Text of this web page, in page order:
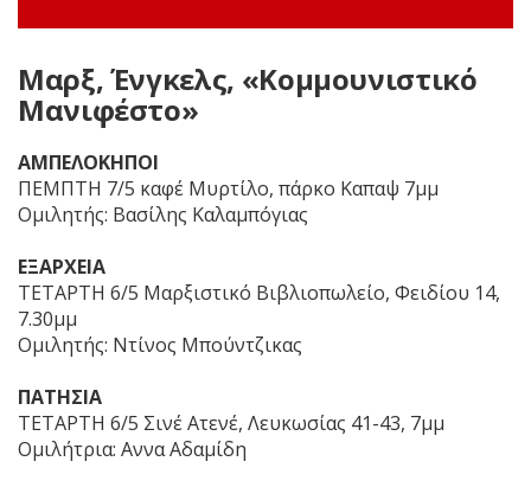
Μαρξ, Ένγκελς, «Κομμουνιστικό
Μανιφέστο»
ΑΜΠΕΛΟΚΗΠΟΙ
ΠΕΜΠΤΗ 7/5 καφέ Μυρτίλο, πάρκο Καπαψ 7μμ
Ομιλητής: Βασίλης Καλαμπόγιας
ΕΞΑΡΧΕΙΑ
ΤΕΤΑΡΤΗ 6/5 Μαρξιστικό Βιβλιοπωλείο, Φειδίου 14,
7.30μμ
Ομιλητής: Ντίνος Μπούντζικας
ΠΑΤΗΣΙΑ
ΤΕΤΑΡΤΗ 6/5 Σινέ Ατενέ, Λευκωσίας 41-43, 7μμ
Ομιλήτρια: Αννα Αδαμίδη